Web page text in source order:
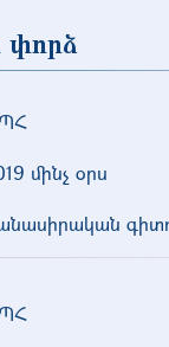
մինչ օրս